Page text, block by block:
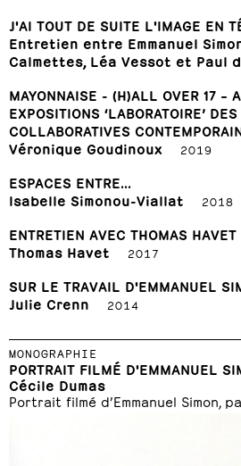
J'AI TOUT DE SUITE L'IMAGE EN
Entretien entre Emmanuel
Calmettes, Léa Vessot et Paul
MAYONNAISE - (H)ALL OVER 17 –
EXPOSITIONS ‘LABORATOIRE’
COLLABORATIVES
Véronique Goudinoux
2019
ESPACES ENTRE...
Isabelle Simonou-Viallat
2018
ENTRETIEN AVEC THOMAS HAVET
Thomas Havet
2017
SUR LE TRAVAIL D'EMMANUEL
Julie Crenn
2014
MONOGRAPHIE
PORTRAIT FILMÉ D'EMMANUEL
Cécile Dumas
Portrait filmé d’Emmanuel Simon,